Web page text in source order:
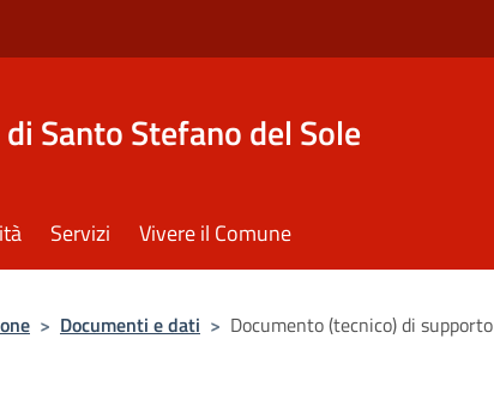
Santo Stefano del Sole
Servizi Vivere il Comune
> Documenti e dati > Documento (tecnico) di supporto